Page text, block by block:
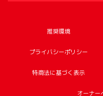
推奨環境
プライバシーポリシー
特商法に基づく表示
オーナー